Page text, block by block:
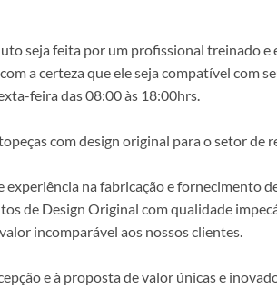
seja feita por um profissional treinado e
a certeza que ele seja compatível com
feira das 08:00 às 18:00hrs.
com design original para o setor
experiência na fabricação e fornecimento
de Design Original com qualidade
incomparável aos nossos clientes.
e à proposta de valor únicas e